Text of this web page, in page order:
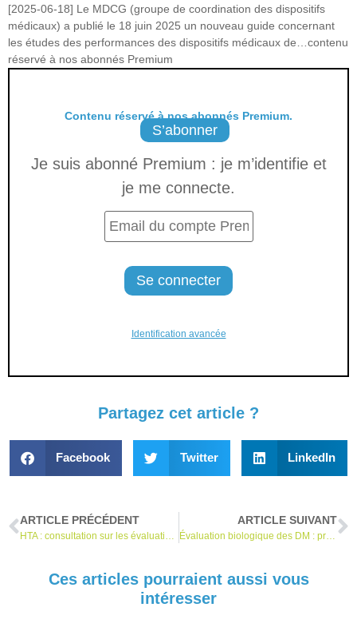
[2025-06-18] Le MDCG (groupe de coordination des dispositifs
médicaux) a publié le 18 juin 2025 un nouveau guide concernant
les études des performances des dispositifs médicaux de…contenu
réservé à nos abonnés Premium
Contenu réservé à nos abonnés Premium.
S’abonner
Je suis abonné Premium : je m’identifie et
je me connecte.
Identification avancée
Partagez cet article ?
Facebook Twitter LinkedIn
ARTICLE PRÉCÉDENT ARTICLE SUIVANT
Évaluation biologique des DM : projet de norme ISO/FDIS 10993-1
Ces articles pourraient aussi vous
intéresser